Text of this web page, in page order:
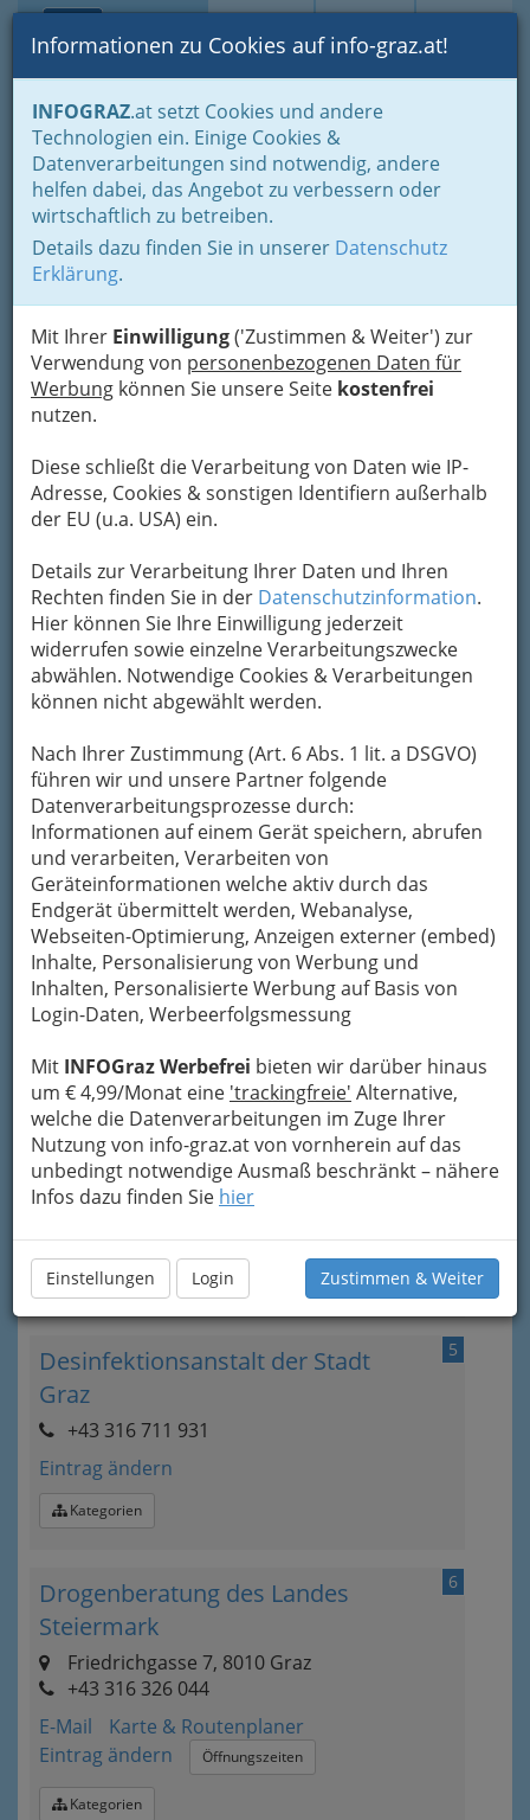
Suche Login Toggle
Informationen zu Cookies auf info-graz.at!
INFOGRAZ.at setzt Cookies und andere
Technologien ein. Einige Cookies &
Datenverarbeitungen sind notwendig, andere
helfen dabei, das Angebot zu verbessern oder
wirtschaftlich zu betreiben.
Details dazu finden Sie in unserer Datenschutz
Erklärung.
Mit Ihrer Einwilligung('Zustimmen & Weiter') zur
Verwendung von personenbezogenen Daten für
Werbung können Sie unsere Seite kostenfrei
nutzen.
Diese schließt die Verarbeitung von Daten wie IP-
Adresse, Cookies & sonstigen Identifiern außerhalb
der EU (u.a. USA) ein.
Details zur Verarbeitung Ihrer Daten und Ihren
Rechten finden Sie in der Datenschutzinformation.
Hier können Sie Ihre Einwilligung jederzeit
widerrufen sowie einzelne Verarbeitungszwecke
abwählen. Notwendige Cookies & Verarbeitungen
können nicht abgewählt werden.
Nach Ihrer Zustimmung (Art. 6 Abs. 1 lit. a DSGVO)
führen wir und unsere Partner folgende
Datenverarbeitungsprozesse durch:
Informationen auf einem Gerät speichern, abrufen
und verarbeiten, Verarbeiten von
Geräteinformationen welche aktiv durch das
Endgerät übermittelt werden, Webanalyse,
Webseiten-Optimierung, Anzeigen externer (embed)
Inhalte, Personalisierung von Werbung und
Inhalten, Personalisierte Werbung auf Basis von
Login-Daten, Werbeerfolgsmessung
Mit INFOGraz Werbefrei bieten wir darüber hinaus
um € 4,99/Monat eine 'trackingfreie' Alternative,
welche die Datenverarbeitungen im Zuge Ihrer
Nutzung von info-graz.at von vornherein auf das
unbedingt notwendige Ausmaß beschränkt – nähere
Infos dazu finden Sie hier
Einstellungen Login Zustimmen & Weiter
Home Branchen
Bauen - der Weg zum eigenen Haus
Notfall - Hotlines
Notfall - Hotlines
Hier haben wir allerhandHotlines für Notfälle
verschiedener Art zusammengetragen.
Bezirksauswahl
Alle Bezirke
+43 316 678 141
Eintrag ändern
Kategorien
Hotline Anonyme Geburt
+43 800 838 383
Kategorien
3
babyZAK – Kurzzeit und
Notfallbetreuung für Kinder bis 12
Jahre
Kaiserfeldgasse 22 /1, 8010 Graz
+43 316 825 512 - 33
E-Mail
Karte & Routenplaner
Kategorien
4
Befrienders: 01 / 713 33 74
+43 1 713 33 74
Eintrag ändern
Kategorien
5
Desinfektionsanstalt der Stadt
Graz
+43 316 711 931
Eintrag ändern
Kategorien
6
Drogenberatung des Landes
Steiermark
Friedrichgasse 7, 8010 Graz
+43 316 326 044
E-Mail
Karte & Routenplaner
Eintrag ändern
Öffnungszeiten
Kategorien